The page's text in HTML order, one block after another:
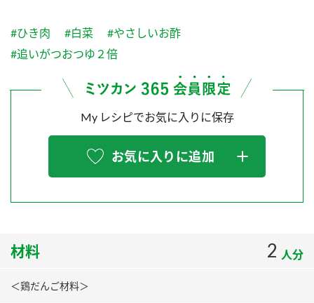
ふりかけ
炊き込みご飯の素 米飯用調味液
Fibee
鍋なび
納豆のサイト
三ツ判山吹
スペシャルサイト
お酢を知ろう！
すしラボ
納豆の豆知識
MIM（ミツカンミュージアム）
お客様相談センター
お客様の声をいかしました
販売終了製品のご案内
よくあるご質問
ミツカン公式通販
#ひき肉 #白菜
#やさしいお酢
#追いがつおつゆ２倍
My レシピでお気に入りに保存
お気に入りに追加
材料 2 人分
＜鶏だんご材料＞